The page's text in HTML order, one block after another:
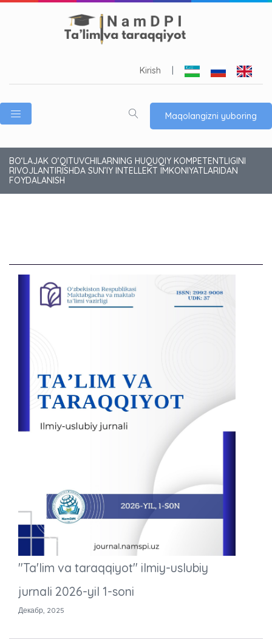
Kirish
Maqolangizni yuboring
BO‘LAJAK O‘QITUVCHILARNING HUQUQIY KOMPETENTLIGINI
RIVOJLANTIRISHDA SUN’IY INTELLEKT IMKONIYATLARIDAN
FOYDALANISH
"Ta'lim va taraqqiyot" ilmiy-uslubiy
jurnali 2026-yil 1-soni
Декабр, 2025